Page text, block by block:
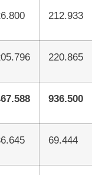
26.800 212.933
205.796 220.865
467.588 936.500
36.645 69.444